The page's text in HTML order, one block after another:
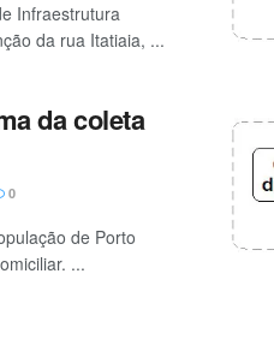
Infraestrutura
da rua Itatiaia, ...
da coleta
0
de Porto
...